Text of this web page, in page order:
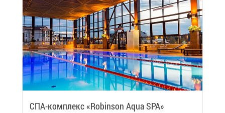
СПА-ком­плекс «Robinson Aqua SPA»